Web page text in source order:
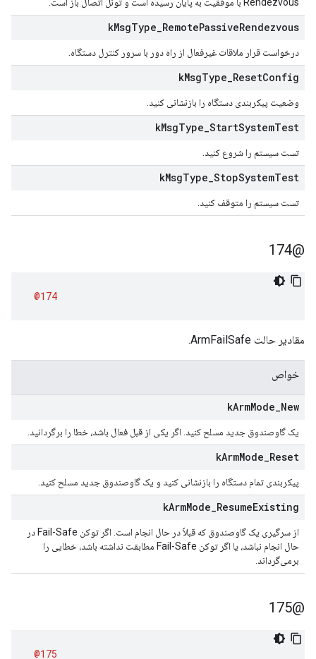
kMsgType RemotePassiveRendezvous
درخواست قرار ملاقات غیرفعال از راه دور با سرور کنترل دستگاه.
kMsgType ResetConfig
وضعیت پیکربندی دستگاه را بازنشانی کنید.
kMsgType StartSystemTest
تست سیستم را شروع کنید.
kMsgType StopSystemTest
تست سیستم را متوقف کنید.
@174
@174
مقادیر حالت ArmFailSafe.
خواص
kArmMode New
یک گاوصندوق جدید مسلح کنید. اگر یکی از قبل فعال باشد، خطا را برگردانید.
kArmMode Reset
پیکربندی تمام دستگاه را بازنشانی کنید و یک گاوصندوق جدید مسلح کنید.
kArmMode ResumeExisting
از سرگیری یک گاوصندوق که قبلاً در حال انجام است. اگر توکن Fail-Safe در
حال انجام نباشد، یا اگر توکن Fail-Safe مطابقت نداشته باشد، خطایی را
برمی‌گرداند.
@175
@175